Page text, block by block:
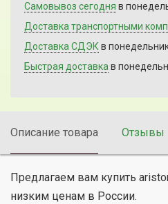
Самовывоз сегодня в
Доставка транспортными
Доставка СДЭК в
Быстрая доставка в
Описание товара Отзывы
Предлагаем вам купить
низким ценам в России.